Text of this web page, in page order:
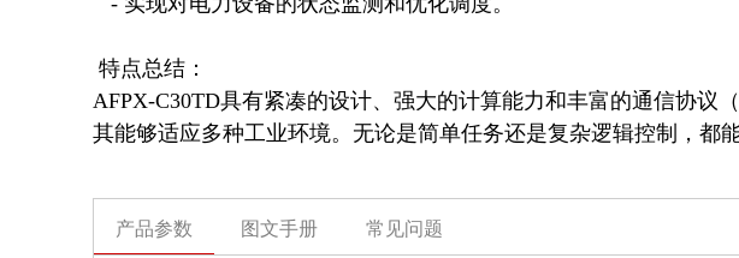
AFPX-C30TD具有紧凑的设计、强大的计算能力和丰富的通信协议
其能够适应多种工业环境。无论是简单任务还是复杂逻辑控制，都
产品参数 图文手册 常见问题